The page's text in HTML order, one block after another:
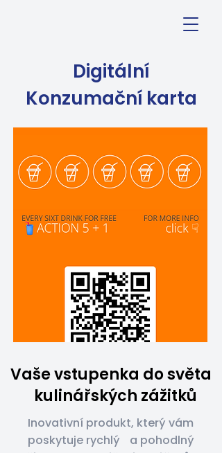
Digitální
Konzumační karta
Vaše vstupenka do světa
kulinářských zážitků
Inovativní produkt, který vám
poskytuje rychlý a pohodlný